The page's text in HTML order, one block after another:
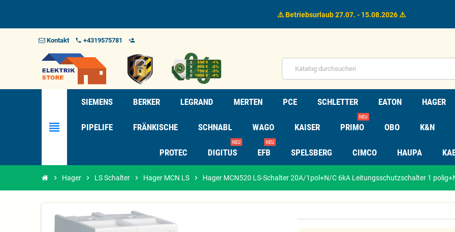
⚠️ Betriebsurlaub 27.07. - 15.08.2026 ⚠️
Kontakt phone +4319575781 person_add_alt_1
view_headline
SIEMENS BERKER LEGRAND MERTEN PCE SCHLETTER EATON HAGER
PIPELIFE FRÄNKISCHE SCHNABL WAGO KAISER PRIMO
NEU
OBO K&N
PROTEC DIGITUS
NEU
EFB
NEU
SPELSBERG CIMCO HAUPA
chevron_right Hager chevron_right LS Schalter chevron_right Hager MCN LS chevron_right Hager MCN520 LS-Schalter 20A/1pol+N/C 6kA Leitungsschutzschalter 1